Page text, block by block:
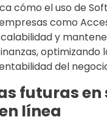
cómo el uso de
como
y
optimizando
del
futuras
línea